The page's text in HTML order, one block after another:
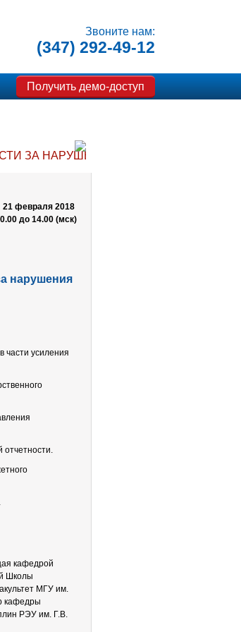
Звоните нам:
(347) 292-49-12
Получить демо-доступ
ЗА НАРУШЕНИЯ БЮДЖЕТНОГО
21 февраля 2018
до 14.00 (мск)
нарушения
части усиления
отчетности.
кафедрой
Школы
МГУ им.
кафедры
РЭУ им. Г.В.